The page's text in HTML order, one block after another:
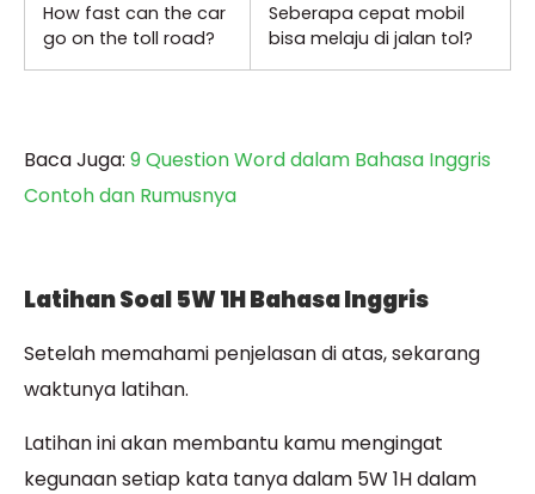
How fast can the car
go on the toll road?
Seberapa cepat mobil
bisa melaju di jalan tol?
Baca Juga: 9 Question Word dalam Bahasa Inggris
Contoh dan Rumusnya
Latihan Soal 5W 1H Bahasa Inggris
Setelah memahami penjelasan di atas, sekarang
waktunya latihan.
Latihan ini akan membantu kamu mengingat
kegunaan setiap kata tanya dalam 5W 1H dalam